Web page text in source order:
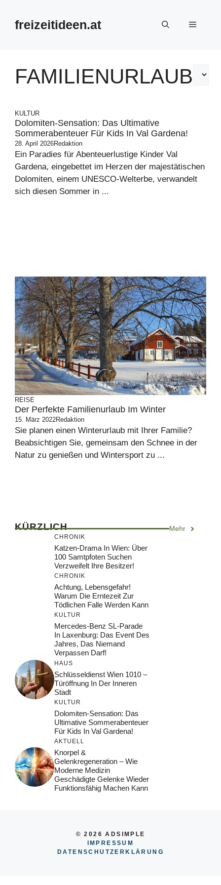
Inhalt
springenfreizeitideen.at Menü
FAMILIENURLAUB
KULTUR
Dolomiten-Sensation: Das Ultimative
Sommerabenteuer Für Kids In Val Gardena!
28. April 2026Redaktion
Ein Paradies für Abenteuerlustige Kinder Val
Gardena, eingebettet im Herzen der majestätischen
Dolomiten, einem UNESCO-Welterbe, verwandelt
sich diesen Sommer in ...
REISE
Der Perfekte Familienurlaub Im Winter
15. März 2022Redaktion
Sie planen einen Winterurlaub mit Ihrer Familie?
Beabsichtigen Sie, gemeinsam den Schnee in der
Natur zu genießen und Wintersport zu ...
KÜRZLICH Mehr
CHRONIK
Katzen-Drama In Wien: Über
100 Samtpfoten Suchen
Verzweifelt Ihre Besitzer!
CHRONIK
Achtung, Lebensgefahr!
Warum Die Erntezeit Zur
Tödlichen Falle Werden Kann
KULTUR
Mercedes-Benz SL-Parade
In Laxenburg: Das Event Des
Jahres, Das Niemand
Verpassen Darf!
HAUS
Schlüsseldienst Wien 1010 –
Türöffnung In Der Inneren
Stadt
KULTUR
Dolomiten-Sensation: Das
Ultimative Sommerabenteuer
Für Kids In Val Gardena!
AKTUELL
Knorpel &
Gelenkregeneration – Wie
Moderne Medizin
Geschädigte Gelenke Wieder
Funktionsfähig Machen Kann
© 2026 ADSIMPLE
IMPRESSUM
DATENSCHUTZERKLÄRUNG